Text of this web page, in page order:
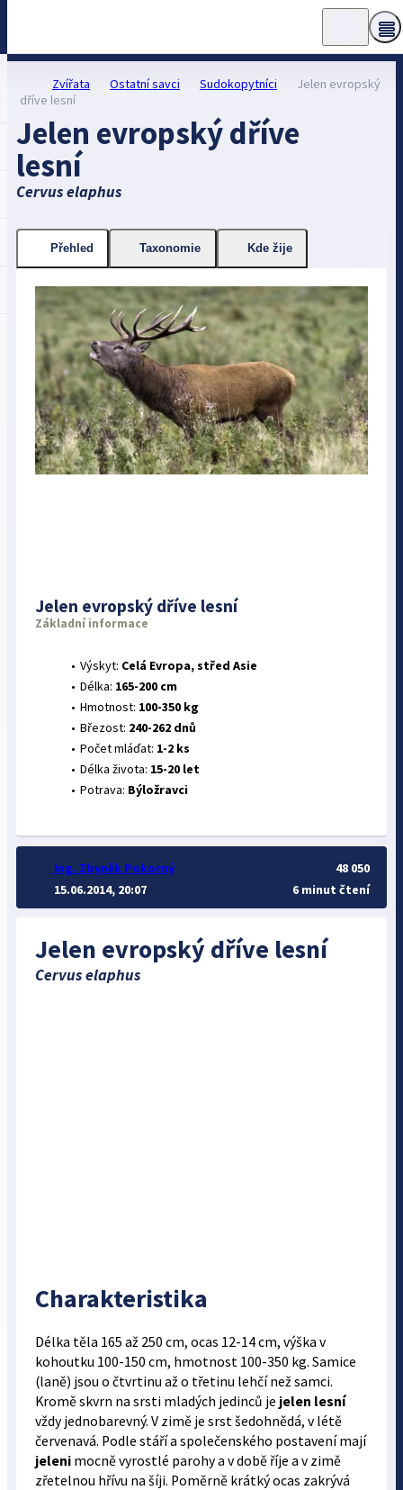
Zvířata Ostatní savci Sudokopytníci
Jelen evropský
dříve lesní
Jelen evropský dříve
lesní
Cervus elaphus
Jelen evropský dříve lesní
Cervus elaphus
Charakteristika
Délka těla 165 až 250 cm, ocas 12-14 cm, výška v
kohoutku 100-150 cm, hmotnost 100-350 kg. Samice
(laně) jsou o čtvrtinu až o třetinu lehčí než samci.
Kromě skvrn na srsti mladých jedinců je jelen lesní
vždy jednobarevný. V zimě je srst šedohnědá, v létě
červenavá. Podle stáří a společenského postavení mají
jelenimocně vyrostlé parohy a v době říje a v zimě
zřetelnou hřívu na šíji. Poměrně krátký ocas zakrývá
Přehled Taxonomie Kde žije
Jelen evropský dříve lesní
Základní informace
Výskyt: Celá Evropa, střed Asie
Délka: 165-200 cm
Hmotnost: 100-350 kg
Březost: 240-262 dnů
Počet mláďat: 1-2 ks
Délka života: 15-20 let
Potrava: Býložravci
Ing. Zbyněk Pokorný
15.06.2014, 20:07
48 050
6 minut čtení